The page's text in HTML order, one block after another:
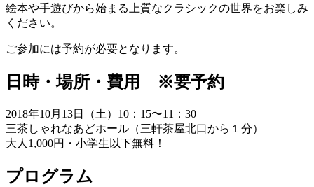
絵本や手遊びから始まる上質なクラシックの世界をお楽しみ
ください。
ご参加には予約が必要となります。
日時・場所・費用 ※要予約
2018年10月13日（土）10：15〜11：30
三茶しゃれなあどホール（三軒茶屋北口から１分）
大人1,000円・小学生以下無料！
プログラム